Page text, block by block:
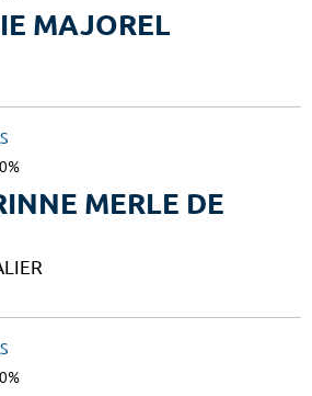
MAJOREL
MERLE DE